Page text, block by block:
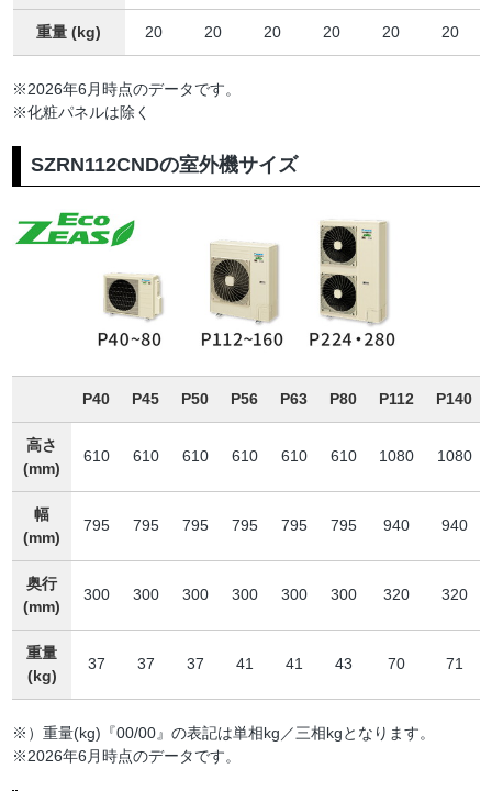
重量 (kg) 20 20 20 20 20 20
※2026年6月時点のデータです。
※化粧パネルは除く
SZRN112CNDの室外機サイズ
P40 P45 P50 P56 P63 P80 P112 P140
高さ
(mm)
610 610 610 610 610 610 1080 1080
幅
(mm)
795 795 795 795 795 795 940 940
奥行
(mm)
300 300 300 300 300 300 320 320
重量
(kg)
37 37 37 41 41 43 70 71
※）重量(kg)『00/00』の表記は単相kg／三相kgとなります。
※2026年6月時点のデータです。